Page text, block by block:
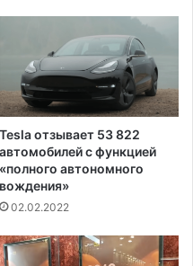
Tesla отзывает 53 822
автомобилей с функцией
«полного автономного
вождения»
02.02.2022